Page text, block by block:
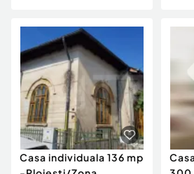
Casa individuala 136 mp